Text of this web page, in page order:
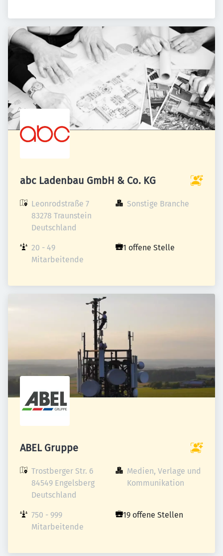
abc Ladenbau GmbH & Co. KG
Leonrodstraße 7
83278 Traunstein
Deutschland
Sonstige Branche
20 - 49
Mitarbeitende
1 offene Stelle
ABEL Gruppe
Trostberger Str. 6
84549 Engelsberg
Deutschland
Medien, Verlage und
Kommunikation
750 - 999
Mitarbeitende
19 offene Stellen